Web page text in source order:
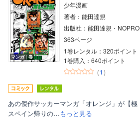
マンガ｜巻
少年漫画
著者：能田達規
出版社：能田達規・NOPRO
363ページ
1巻レンタル：320ポイント
1巻購入：640ポイント
（1 ）
あの傑作サッカーマンガ「オレンジ」が【極
スペイン帰りの…もっと見る